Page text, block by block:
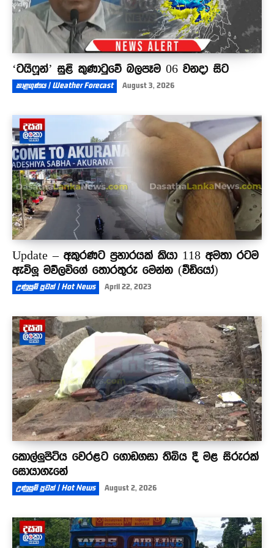
‘ටයිෆූන්’ සුළි කුණාටුවේ බලපෑම 06 වනදා සිට
කාළගුණය | Weather Forecast August 3, 2026
Update – අකුරණට ප්‍රහාරයක් කියා 118 අමතා රටම
ඇවිලූ මව්ලවිගේ තොරතුරු මෙන්න (වීඩියෝ)
උණුසුම් පුවත් | Hot News April 22, 2023
කොල්ලුපිටිය වෙරළට ගොඩගසා තිබිය දී මළ සිරුරක්
සොයාගැනේ
උණුසුම් පුවත් | Hot News August 2, 2026